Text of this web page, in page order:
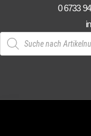
springen
0 6733
Products
search